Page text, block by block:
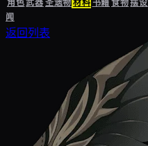
角色武器圣遗物材料书籍食物摆设
闻
返回列表